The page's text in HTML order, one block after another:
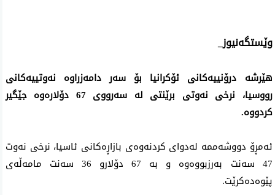
وێستگەنیوز_
هێرشە درۆنییەکانی ئۆکرانیا بۆ سەر دامەزراوە نەوتییەکانی
رووسیا، نرخی نەوتی برێنتی لە سەرووی 67 دۆلارەوە جێگیر
کردووە.
ئەمڕۆ دووشەممە لەدوای کردنەوەی بازاڕەکانی ئاسیا، نرخی نەوت
47 سەنت بەرزبووەوە و بە 67 دۆلارو 36 سەنت مامەڵەی
پێوەدەکرێت.